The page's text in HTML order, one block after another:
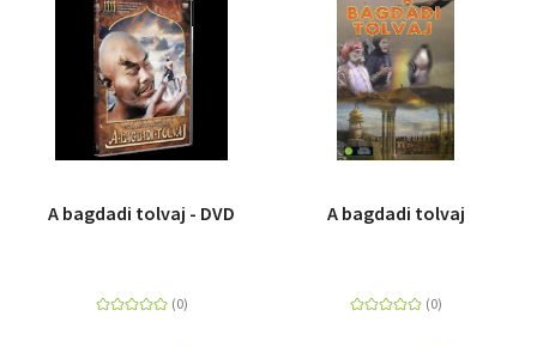
Természettudomány
Történelem
A bagdadi tolvaj - DVD A bagdadi tolvaj